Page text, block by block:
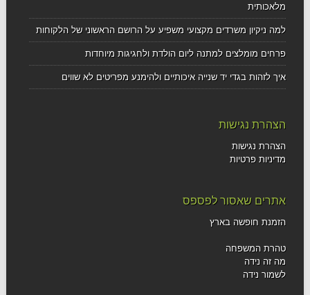
מלאכותית
למה ניקיון משרדים מקצועי משפיע על הרושם הראשוני של הלקוחות
פרחים מומלצים למתנה ליום הולדת ולחגיגות מיוחדות
איך לזהות בגדי יד שנייה איכותיים ולהימנע מפריטים לא שווים
הצהרת נגישות
הצהרת נגישות
מדיניות פרטיות
אתרים שאסור לפספס
הזמנת חופשה בארץ
טהרת המשפחה
מה זה נידה
לשמור נידה